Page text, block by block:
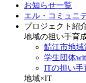
お知らせ一覧
エル・コミュニ
プロジェクト紹
地域の担い手育
鯖江市地域
学生団体
ITの担い手
地域×IT